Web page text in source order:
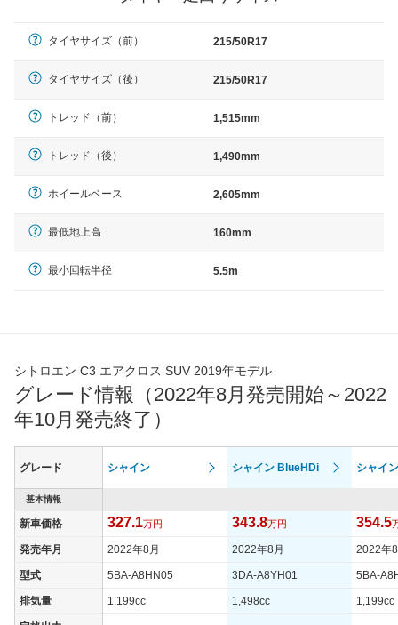
タイヤサイズ（前） 215/50R17
タイヤサイズ（後） 215/50R17
トレッド（前） 1,515mm
トレッド（後） 1,490mm
ホイールベース 2,605mm
最低地上高 160mm
最小回転半径 5.5m
シトロエン C3 エアクロス SUV 2019年モデル
グレード情報（2022年8月発売開始～2022
年10月発売終了）
グレード シャイン シャイン BlueHDi シャイ
基本情報
新車価格 327.1万円 343.8万円 354.5
発売年月 2022年8月 2022年8月 2022年
型式 5BA-A8HN05 3DA-A8YH01 5BA-
排気量 1,199cc 1,498cc 1,199cc